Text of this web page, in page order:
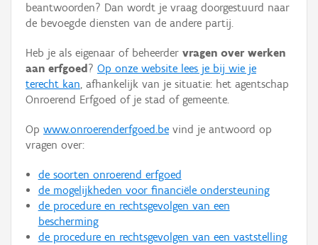
Persoon of collectief
Hergebruik
Aanmelden
beantwoorden? Dan wordt je vraag doorgestuurd naar
de bevoegde diensten van de andere partij.
Heb je als eigenaar of beheerder vragen over werken
aan erfgoed ? Op onze website lees je bij wie je
terecht kan, afhankelijk van je situatie: het agentschap
Onroerend Erfgoed of je stad of gemeente.
Op www.onroerenderfgoed.be vind je antwoord op
vragen over:
de soorten onroerend erfgoed
de mogelijkheden voor financiële ondersteuning
de procedure en rechtsgevolgen van een
bescherming
de procedure en rechtsgevolgen van een vaststelling